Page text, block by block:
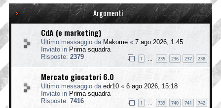
Argomenti
CdA (e marketing)
Ultimo messaggio da Makome « 7 ago 2026, 1:45
Inviato in Prima squadra
Risposte: 2379 1 235 236 237 238
Mercato giocatori 6.0
Ultimo messaggio da edr10 « 6 ago 2026, 15:18
Inviato in Prima squadra
Risposte: 7416 1 739 740 741 742